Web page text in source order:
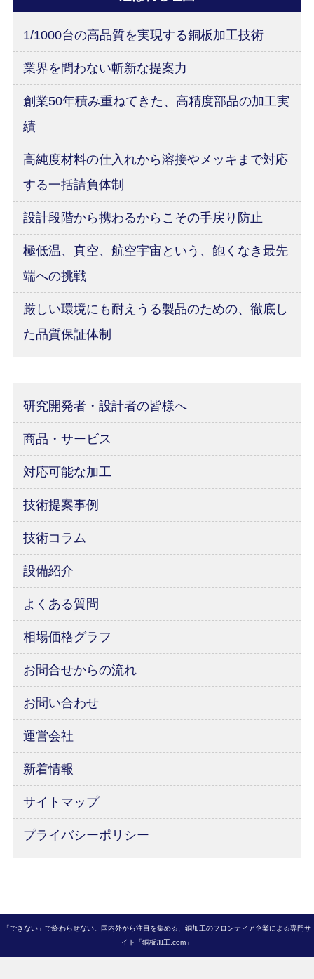
1/1000台の高品質を実現する銅板加工技術
業界を問わない斬新な提案力
創業50年積み重ねてきた、高精度部品の加工実
績
高純度材料の仕入れから溶接やメッキまで対応
する一括請負体制
設計段階から携わるからこその手戻り防止
極低温、真空、航空宇宙という、飽くなき最先
端への挑戦
厳しい環境にも耐えうる製品のための、徹底し
た品質保証体制
研究開発者・設計者の皆様へ
商品・サービス
対応可能な加工
技術提案事例
技術コラム
設備紹介
よくある質問
相場価格グラフ
お問合せからの流れ
お問い合わせ
運営会社
新着情報
サイトマップ
プライバシーポリシー
「できない」で終わらせない。国内外から注目を集める、銅加工のフロンティア企業による専門サ
イト「銅板加工.com」